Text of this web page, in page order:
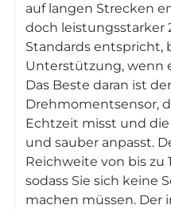
auf langen Strecken
doch leistungsstarker
Standards entspricht,
Unterstützung, wenn
Das Beste daran ist
Drehmomentsensor,
Echtzeit misst und
und sauber anpasst.
Reichweite von bis zu
sodass Sie sich keine
machen müssen. Der